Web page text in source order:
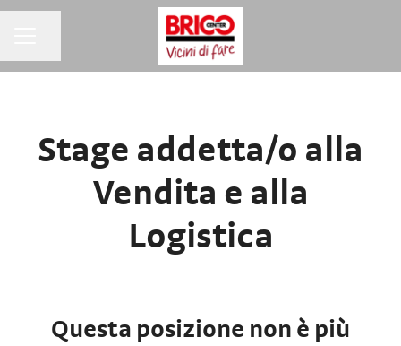
Stage addetta/o alla
Vendita e alla
Logistica
Questa posizione non è più